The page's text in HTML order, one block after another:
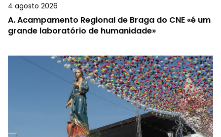
4 agosto 2026
A.Acampamento Regional de Braga do CNE «é um
grande laboratório de humanidade»